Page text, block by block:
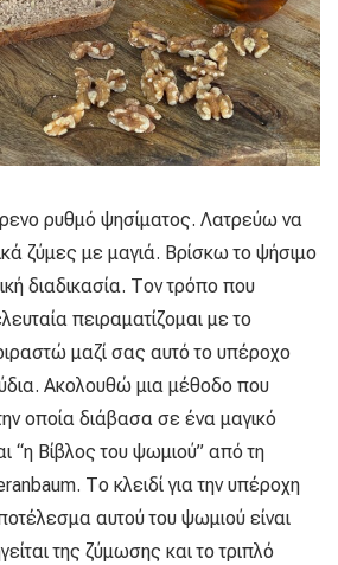
ρυθμό ψησίματος. Λατρεύω να
ζύμες με μαγιά. Βρίσκω το ψήσιμο
διαδικασία. Τον τρόπο που
πειραματίζομαι με το
μαζί σας αυτό το υπέροχο
Ακολουθώ μια μέθοδο που
οποία διάβασα σε ένα μαγικό
“η Βίβλος του ψωμιού” από τη
Το κλειδί για την υπέροχη
αυτού του ψωμιού είναι
της ζύμωσης και το τριπλό